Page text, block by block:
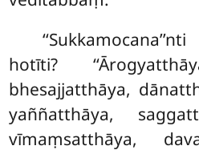
hotīti?
bhesajjatthāya,
yaññatthāya,
vīmaṃsatthāya,